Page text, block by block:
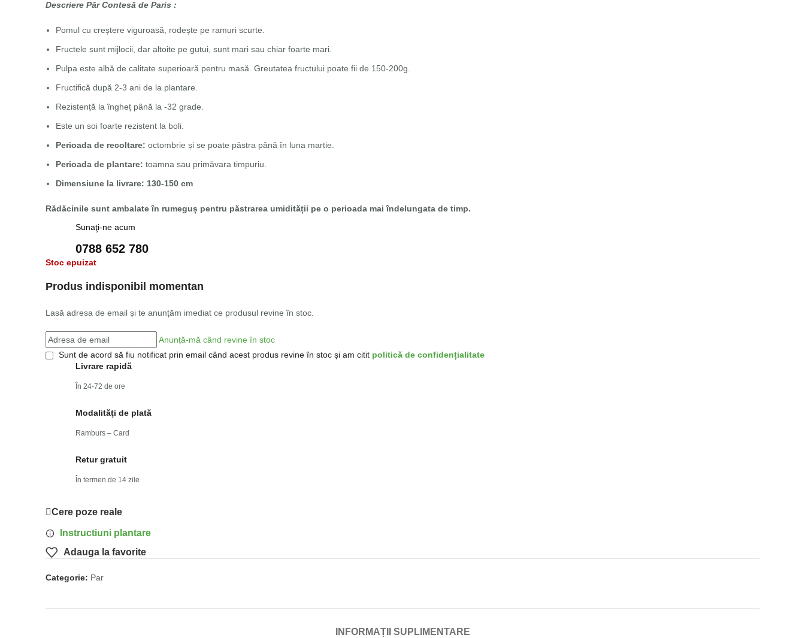
Descriere Păr Contesă de Paris :
Pomul cu creștere viguroasă, rodește pe ramuri scurte.
Fructele sunt mijlocii, dar altoite pe gutui, sunt mari sau chiar foarte mari.
Pulpa este albă de calitate superioară pentru masă. Greutatea fructului poate fii de 150-200g.
Fructifică după 2-3 ani de la plantare.
Rezistență la îngheț până la -32 grade.
Este un soi foarte rezistent la boli.
Perioada de recoltare: octombrie și se poate păstra până în luna martie.
Perioada de plantare: toamna sau primăvara timpuriu.
Dimensiune la livrare: 130-150 cm
Rădăcinile sunt ambalate în rumeguș pentru păstrarea umidității pe o perioada mai îndelungata de timp.
Sunaţi-ne acum
0788 652 780
Stoc epuizat
Produs indisponibil momentan
Lasă adresa de email și te anunțăm imediat ce produsul revine în stoc.
Anunță-mă când revine în stoc
Sunt de acord să fiu notificat prin email când acest produs revine în stoc și am citit politică de confidențialitate
Livrare rapidă
În 24-72 de ore
Modalităţi de plată
Ramburs – Card
Retur gratuit
În termen de 14 zile
Cere poze reale
Instructiuni plantare
Adauga la favorite
Categorie: Par
INFORMAȚII SUPLIMENTARE